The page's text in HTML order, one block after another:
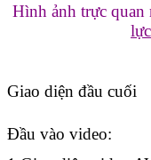
Hình ảnh trực quan
lực
Giao diện đầu cuối
Đầu vào video: